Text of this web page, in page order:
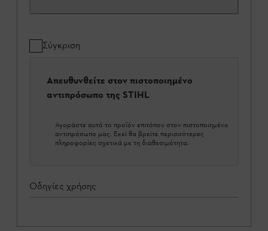
Σύγκριση
Απευθυνθείτε στον πιστοποιημένο
αντιπρόσωπο της STIHL
Αγοράστε αυτό το προϊόν επιτόπου στον πιστοποιημένο
αντιπρόσωπο μας. Εκεί θα βρείτε περισσότερες
πληροφορίες σχετικά με τη διαθεσιμότητα.
Οδηγίες χρήσης